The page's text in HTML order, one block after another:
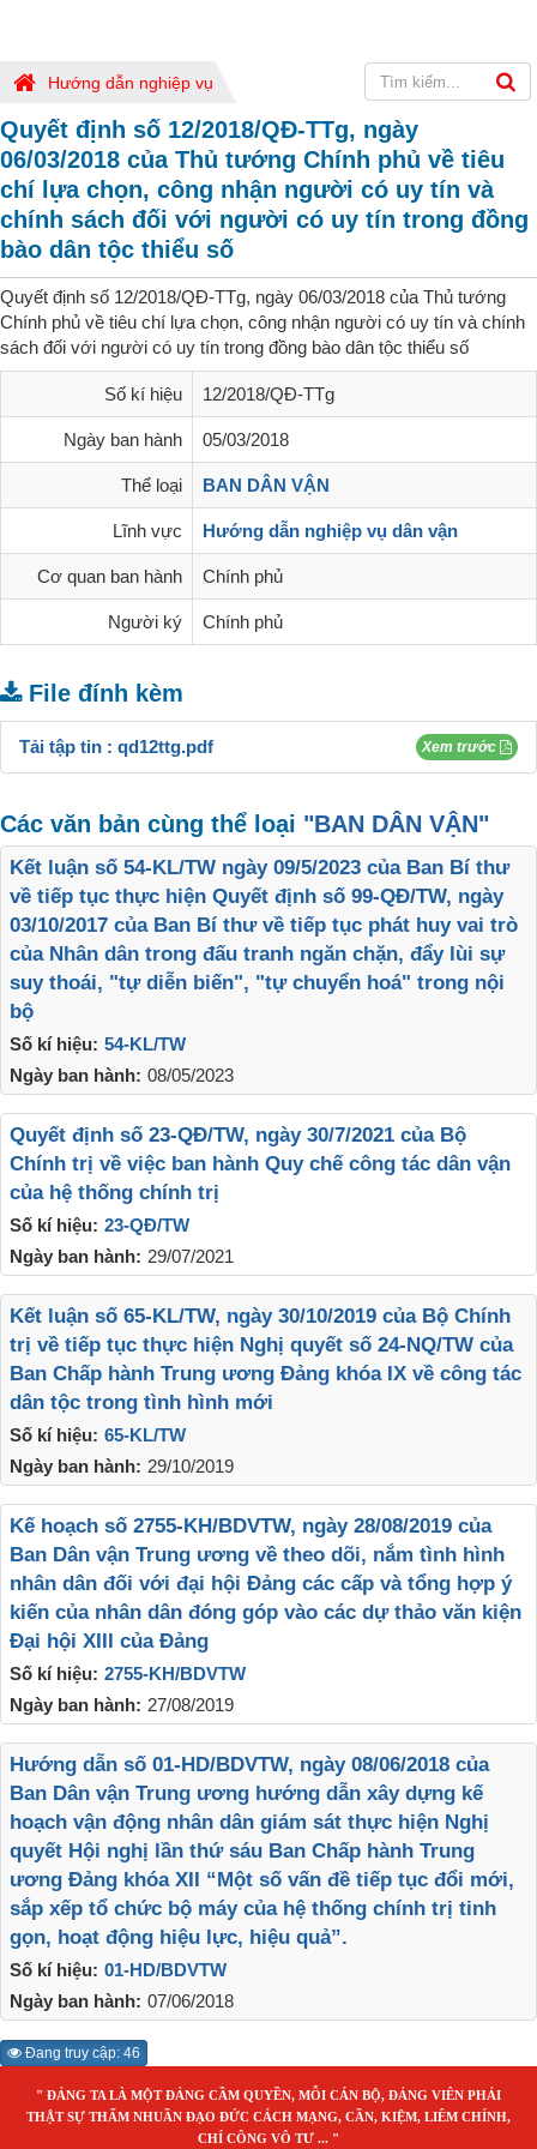
Hướng dẫn nghiệp vụ
Quyết định số 12/2018/QĐ-TTg, ngày
06/03/2018 của Thủ tướng Chính phủ về tiêu
chí lựa chọn, công nhận người có uy tín và
chính sách đối với người có uy tín trong đồng
bào dân tộc thiểu số
Quyết định số 12/2018/QĐ-TTg, ngày 06/03/2018 của Thủ tướng
Chính phủ về tiêu chí lựa chọn, công nhận người có uy tín và chính
sách đối với người có uy tín trong đồng bào dân tộc thiểu số
Số kí hiệu 12/2018/QĐ-TTg
Ngày ban hành 05/03/2018
Thể loại BAN DÂN VẬN
Lĩnh vực Hướng dẫn nghiệp vụ dân vận
Cơ quan ban hành Chính phủ
Người ký Chính phủ
File đính kèm
Xem trước
Tải tập tin : qd12ttg.pdf
Các văn bản cùng thể loại "BAN DÂN VẬN"
Số kí hiệu: 54-KL/TW
Ngày ban hành: 08/05/2023
Kết luận số 54-KL/TW ngày 09/5/2023 của Ban Bí thư
về tiếp tục thực hiện Quyết định số 99-QĐ/TW, ngày
03/10/2017 của Ban Bí thư về tiếp tục phát huy vai trò
của Nhân dân trong đấu tranh ngăn chặn, đẩy lùi sự
suy thoái, "tự diễn biến", "tự chuyển hoá" trong nội
bộ
Số kí hiệu: 23-QĐ/TW
Ngày ban hành: 29/07/2021
Quyết định số 23-QĐ/TW, ngày 30/7/2021 của Bộ
Chính trị về việc ban hành Quy chế công tác dân vận
của hệ thống chính trị
Số kí hiệu: 65-KL/TW
Ngày ban hành: 29/10/2019
Kết luận số 65-KL/TW, ngày 30/10/2019 của Bộ Chính
trị về tiếp tục thực hiện Nghị quyết số 24-NQ/TW của
Ban Chấp hành Trung ương Đảng khóa IX về công tác
dân tộc trong tình hình mới
Số kí hiệu: 2755-KH/BDVTW
Ngày ban hành: 27/08/2019
Kế hoạch số 2755-KH/BDVTW, ngày 28/08/2019 của
Ban Dân vận Trung ương về theo dõi, nắm tình hình
nhân dân đối với đại hội Đảng các cấp và tổng hợp ý
kiến của nhân dân đóng góp vào các dự thảo văn kiện
Đại hội XIII của Đảng
Số kí hiệu: 01-HD/BDVTW
Ngày ban hành: 07/06/2018
Hướng dẫn số 01-HD/BDVTW, ngày 08/06/2018 của
Ban Dân vận Trung ương hướng dẫn xây dựng kế
hoạch vận động nhân dân giám sát thực hiện Nghị
quyết Hội nghị lần thứ sáu Ban Chấp hành Trung
ương Đảng khóa XII “Một số vấn đề tiếp tục đổi mới,
sắp xếp tổ chức bộ máy của hệ thống chính trị tinh
gọn, hoạt động hiệu lực, hiệu quả”.
Đang truy cập: 46
" ĐẢNG TA LÀ MỘT ĐẢNG CẦM QUYỀN, MỖI CÁN BỘ, ĐẢNG VIÊN PHẢI
THẬT SỰ THẤM NHUẦN ĐẠO ĐỨC CÁCH MẠNG, CẦN, KIỆM, LIÊM CHÍNH,
CHÍ CÔNG VÔ TƯ ... "